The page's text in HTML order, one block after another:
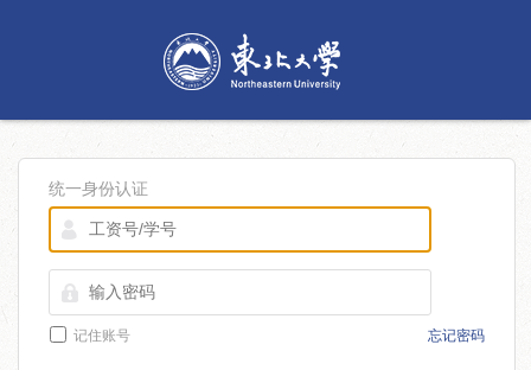
统一身份认证
记住账号 忘记密码